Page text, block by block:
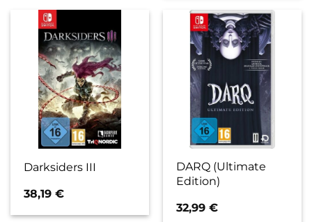
Darksiders III
38,19€
DARQ (Ultimate
Edition)
32,99€